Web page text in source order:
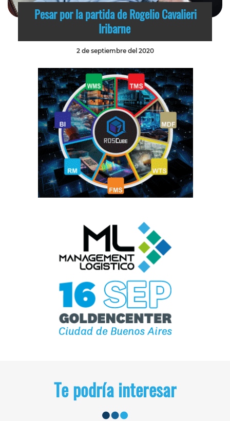
Pesar por la partida de Rogelio Cavalieri
Iribarne
2 de septiembre del 2020
Te podría interesar